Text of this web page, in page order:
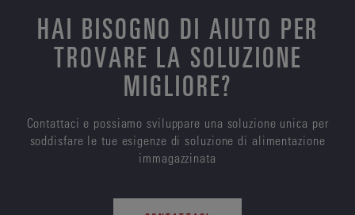
HAI BISOGNO DI AIUTO PER
TROVARE LA SOLUZIONE
MIGLIORE?
Contattaci e possiamo sviluppare una soluzione unica per
soddisfare le tue esigenze di soluzione di alimentazione
immagazzinata